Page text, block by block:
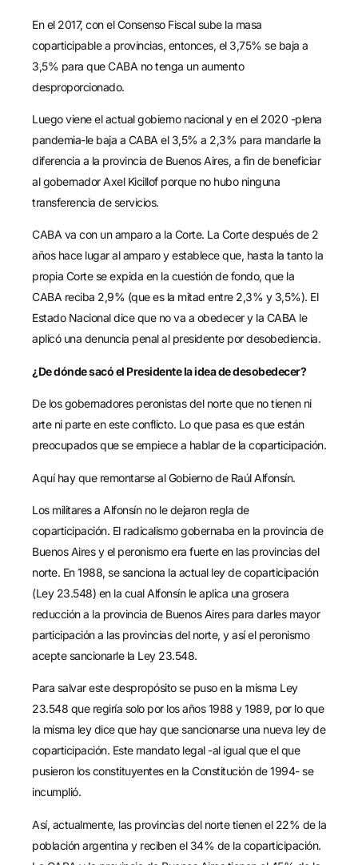
En el 2017, con el Consenso Fiscal sube la masa
coparticipable a provincias, entonces, el 3,75% se baja a
3,5% para que CABA no tenga un aumento
desproporcionado.
Luego viene el actual gobierno nacional y en el 2020 -plena
pandemia-le baja a CABA el 3,5% a 2,3% para mandarle la
diferencia a la provincia de Buenos Aires, a fin de beneficiar
al gobernador Axel Kicillof porque no hubo ninguna
transferencia de servicios.
CABA va con un amparo a la Corte. La Corte después de 2
años hace lugar al amparo y establece que, hasta la tanto la
propia Corte se expida en la cuestión de fondo, que la
CABA reciba 2,9% (que es la mitad entre 2,3% y 3,5%). El
Estado Nacional dice que no va a obedecer y la CABA le
aplicó una denuncia penal al presidente por desobediencia.
¿De dónde sacó el Presidente la idea de desobedecer?
De los gobernadores peronistas del norte que no tienen ni
arte ni parte en este conflicto. Lo que pasa es que están
preocupados que se empiece a hablar de la coparticipación.
Aquí hay que remontarse al Gobierno de Raúl Alfonsín.
Los militares a Alfonsín no le dejaron regla de
coparticipación. El radicalismo gobernaba en la provincia de
Buenos Aires y el peronismo era fuerte en las provincias del
norte. En 1988, se sanciona la actual ley de coparticipación
(Ley 23.548) en la cual Alfonsín le aplica una grosera
reducción a la provincia de Buenos Aires para darles mayor
participación a las provincias del norte, y así el peronismo
acepte sancionarle la Ley 23.548.
Para salvar este despropósito se puso en la misma Ley
23.548 que regiría solo por los años 1988 y 1989, por lo que
la misma ley dice que hay que sancionarse una nueva ley de
coparticipación. Este mandato legal -al igual que el que
pusieron los constituyentes en la Constitución de 1994- se
incumplió.
Así, actualmente, las provincias del norte tienen el 22% de la
población argentina y reciben el 34% de la coparticipación.